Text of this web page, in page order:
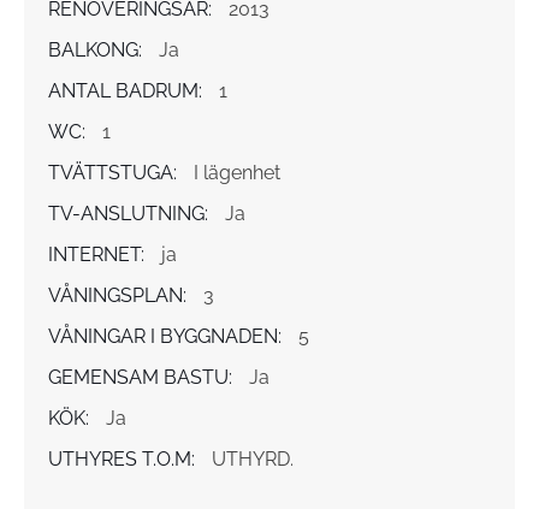
RENOVERINGSÅR:
2013
BALKONG:
Ja
ANTAL BADRUM:
1
WC:
1
TVÄTTSTUGA:
I lägenhet
TV-ANSLUTNING:
Ja
INTERNET:
ja
VÅNINGSPLAN:
3
VÅNINGAR I BYGGNADEN:
5
GEMENSAM BASTU:
Ja
KÖK:
Ja
UTHYRES T.O.M:
UTHYRD.